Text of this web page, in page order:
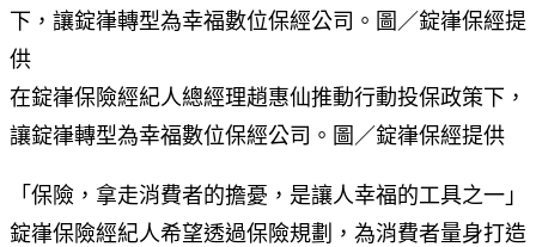
在錠嵂保險經紀人總經理趙惠仙推動行動投保政策下，
讓錠嵂轉型為幸福數位保經公司。圖／錠嵂保經提供
「保險，拿走消費者的擔憂，是讓人幸福的工具之一」
錠嵂保險經紀人希望透過保險規劃，為消費者量身打造